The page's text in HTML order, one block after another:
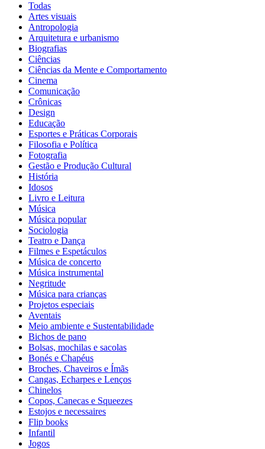
Todas
Artes visuais
Antropologia
Arquitetura e urbanismo
Biografias
Ciências
Ciências da Mente e Comportamento
Cinema
Comunicação
Crônicas
Design
Educação
Esportes e Práticas Corporais
Filosofia e Política
Fotografia
Gestão e Produção Cultural
História
Idosos
Livro e Leitura
Música
Música popular
Sociologia
Teatro e Dança
Filmes e Espetáculos
Música de concerto
Música instrumental
Negritude
Música para crianças
Projetos especiais
Aventais
Meio ambiente e Sustentabilidade
Bichos de pano
Bolsas, mochilas e sacolas
Bonés e Chapéus
Broches, Chaveiros e Ímãs
Cangas, Echarpes e Lenços
Chinelos
Copos, Canecas e Squeezes
Estojos e necessaires
Flip books
Infantil
Jogos